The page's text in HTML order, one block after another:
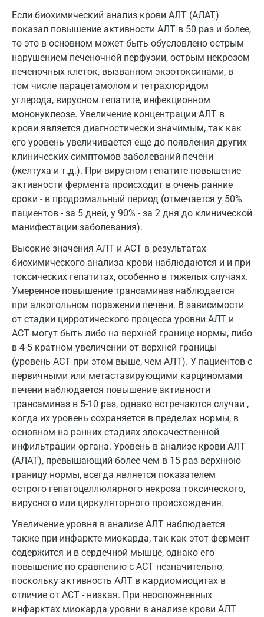
Если биохимический анализ крови АЛТ (АЛАТ)
показал повышение активности АЛТ в 50 раз и более,
то это в основном может быть обусловлено острым
нарушением печеночной перфузии, острым некрозом
печеночных клеток, вызванном экзотоксинами, в
том числе парацетамолом и тетрахлоридом
углерода, вирусном гепатите, инфекционном
мононуклеозе. Увеличение концентрации АЛТ в
крови является диагностически значимым, так как
его уровень увеличивается еще до появления других
клинических симптомов заболеваний печени
(желтуха и т.д.). При вирусном гепатите повышение
активности фермента происходит в очень ранние
сроки - в продромальный период (отмечается у 50%
пациентов - за 5 дней, у 90% - за 2 дня до клинической
манифестации заболевания).
Высокие значения АЛТ и АСТ в результатах
биохимического анализа крови наблюдаются и и при
токсических гепатитах, особенно в тяжелых случаях.
Умеренное повышение трансаминаз наблюдается
при алкогольном поражении печени. В зависимости
от стадии цирротического процесса уровни АЛТ и
АСТ могут быть либо на верхней границе нормы, либо
в 4-5 кратном увеличении от верхней границы
(уровень АСТ при этом выше, чем АЛТ). У пациентов с
первичными или метастазирующими карциномами
печени наблюдается повышение активности
трансаминаз в 5-10 раз, однако встречаются случаи ,
когда их уровень сохраняется в пределах нормы, в
основном на ранних стадиях злокачественной
инфильтрации органа. Уровень в анализе крови АЛТ
(АЛАТ), превышающий более чем в 15 раз верхнюю
границу нормы, всегда является показателем
острого гепатоцеллюлярного некроза токсического,
вирусного или циркуляторного происхождения.
Увеличение уровня в анализе АЛТ наблюдается
также при инфаркте миокарда, так как этот фермент
содержится и в сердечной мышце, однако его
повышение по сравнению с АСТ незначительно,
поскольку активность АЛТ в кардиомиоцитах в
отличие от АСТ - низкая. При неосложненных
инфарктах миокарда уровни в анализе крови АЛТ
Ковров
Коломна
Королев
Кострома
Котельники
Красногорск
Краснодар
Красноярск
Курск
Лабинск
Лобня
Люберцы
Майкоп
Мурино
Мурманск
Мытищи
Набережные Челны
Наро-Фоминск
Нижневартовск
Нижнекамск
Новокузнецк
Новосибирск
Ногинск
Обнинск
Одинцово